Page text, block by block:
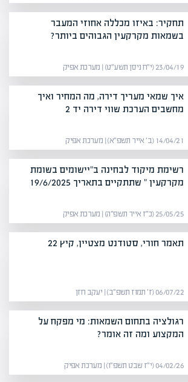
תחקיר: באיזו מכללה אחוזי המעבר
בשמאות מקרקעין הגבוהים ביותר?
23/04/19 (י״ח ניסן תשע״ט) | מערכת אפיק
איך שמאי מעריך דירה, מה המחיר ואיך
מחשבים הערכת שווי דירה יד 2
14/04/21 (ב׳ אייר תשפ״א) | מערכת אפיק
רשימת מיקוד לבחינה ב"יישומים בשומת
מקרקעין " שתתקיים בתאריך 19/6/2025
25/05/25 (כ״ז אייר תשפ״ה) | מערכת אפיק
תאמר חורי, סטודנט מצטיין, קיץ 22
06/07/22 (ז׳ תמוז תשפ״ב) | יעקב חזן
רגולציה בתחום השמאות: מי מפקח על
המקצוע ומה זה אומר?
04/02/26 (י״ז שבט תשפ״ו) | מערכת אפיק